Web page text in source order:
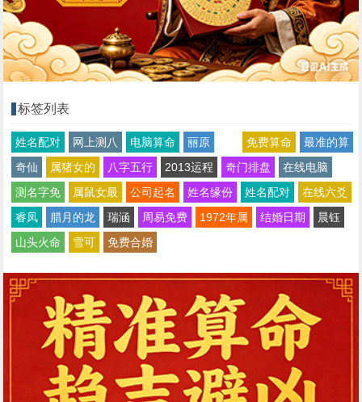
标签列表
姓名配对 网上测八 电脑算命 丽原 免费算命
最准的算
奇仙
属猪女的 八字五行 2013运程 奇门排盘
在线电脑
测名字免
属鼠女最 公司起名 姓名缘份 姓名配对
在线六爻
睿凤
腊月的龙 瑞涵 周易免费 1972年属 结婚日期
晨钰
山头火命
雪可 免费合婚